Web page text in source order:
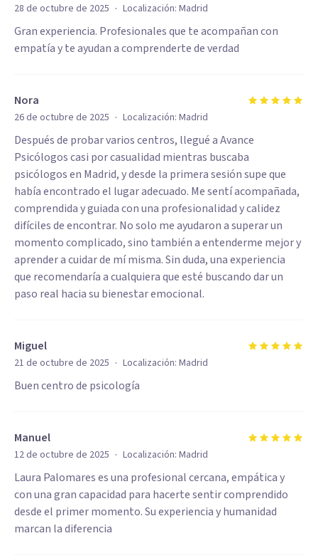
28 de octubre de 2025 · Localización: Madrid
Gran experiencia. Profesionales que te acompañan con
empatía y te ayudan a comprenderte de verdad
Nora
26 de octubre de 2025 · Localización: Madrid
Después de probar varios centros, llegué a Avance
Psicólogos casi por casualidad mientras buscaba
psicólogos en Madrid, y desde la primera sesión supe que
había encontrado el lugar adecuado. Me sentí acompañada,
comprendida y guiada con una profesionalidad y calidez
difíciles de encontrar. No solo me ayudaron a superar un
momento complicado, sino también a entenderme mejor y
aprender a cuidar de mí misma. Sin duda, una experiencia
que recomendaría a cualquiera que esté buscando dar un
paso real hacia su bienestar emocional.
Miguel
21 de octubre de 2025 · Localización: Madrid
Buen centro de psicología
Manuel
12 de octubre de 2025 · Localización: Madrid
Laura Palomares es una profesional cercana, empática y
con una gran capacidad para hacerte sentir comprendido
desde el primer momento. Su experiencia y humanidad
marcan la diferencia